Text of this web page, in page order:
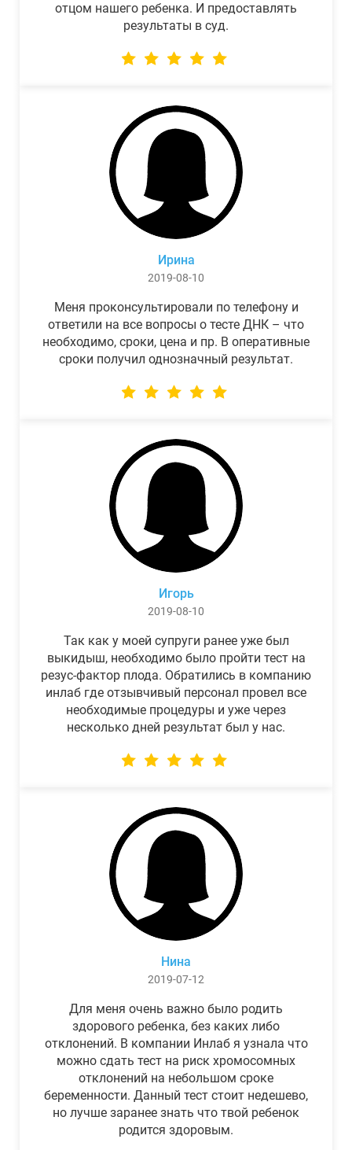
отцом нашего ребенка. И предоставлять
результаты в суд.
Ирина
2019-08-10
Меня проконсультировали по телефону и
ответили на все вопросы о тесте ДНК – что
необходимо, сроки, цена и пр. В оперативные
сроки получил однозначный результат.
Игорь
2019-08-10
Так как у моей супруги ранее уже был
выкидыш, необходимо было пройти тест на
резус-фактор плода. Обратились в компанию
инлаб где отзывчивый персонал провел все
необходимые процедуры и уже через
несколько дней результат был у нас.
Нина
2019-07-12
Для меня очень важно было родить
здорового ребенка, без каких либо
отклонений. В компании Инлаб я узнала что
можно сдать тест на риск хромосомных
отклонений на небольшом сроке
беременности. Данный тест стоит недешево,
но лучше заранее знать что твой ребенок
родится здоровым.